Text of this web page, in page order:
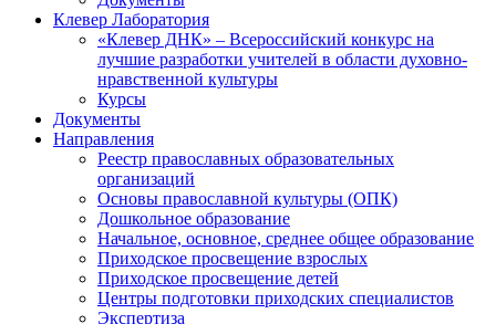
Клевер Лаборатория
«Клевер ДНК» – Всероссийский конкурс на
лучшие разработки учителей в области духовно-
нравственной культуры
Курсы
Документы
Направления
Реестр православных образовательных
организаций
Основы православной культуры (ОПК)
Дошкольное образование
Начальное, основное, среднее общее образование
Приходское просвещение взрослых
Приходское просвещение детей
Центры подготовки приходских специалистов
Экспертиза